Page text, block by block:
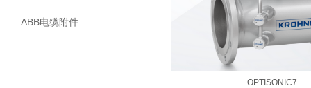
ABB电缆附件
OPTISONIC7...